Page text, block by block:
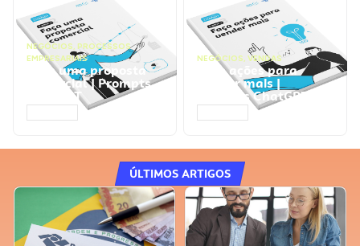
NEGÓCIOS, PROCESSOS
EMPRESARIAIS
Faça uma proposta
comercial | Prompts
ChatGPT
NEGÓCIOS, VENDAS
Faça ações para
vender mais |
Prompts ChatGPT
ÚLTIMOS ARTIGOS